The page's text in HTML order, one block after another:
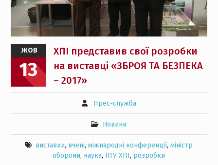
ЖОВ
13
ХПІ представив свої розробки
на виставці «ЗБРОЯ ТА БЕЗПЕКА
– 2017»
Прес-служба
Новини
виставки, вчені,міжнародні конференції,міністр
оборони, наука, НТУ ХПІ, розробки